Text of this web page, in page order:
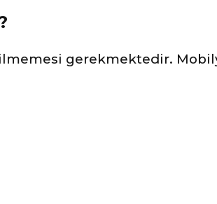
gerekmektedir.